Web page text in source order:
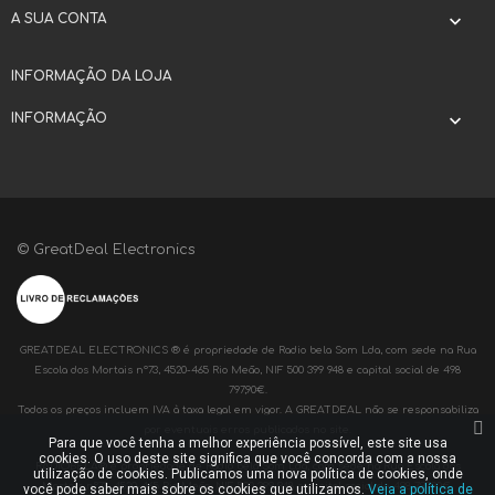
A SUA CONTA 
INFORMAÇÃO DA LOJA
INFORMAÇÃO 
© GreatDeal Electronics
GREATDEAL ELECTRONICS ® é propriedade de Radio bela Som Lda, com sede na Rua
Escola dos Mortais nº73, 4520-465 Rio Meão, NIF 500 399 948 e capital social de 498
797,90€.
Todos os preços incluem IVA à taxa legal em vigor. A GREATDEAL não se responsabiliza
RADIOBELA® é propriedade de Radio bela Som Lda, com sede na Rua Escola dos
Mortais nº73, 4520-465 Rio Meão, NIF 500 399 948 e capital social de 498 797,90€.
Para que você tenha a melhor experiência possível, este site usa
cookies. O uso deste site significa que você concorda com a nossa
utilização de cookies. Publicamos uma nova política de cookies, onde
você pode saber mais sobre os cookies que utilizamos. Veja a política de